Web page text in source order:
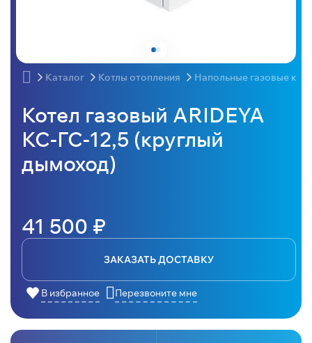
Каталог Котлы отопления Напольные газовые
Котел газовый ARIDEYA
КС-ГС-12,5 (круглый
дымоход)
41 500 ₽
ЗАКАЗАТЬ ДОСТАВКУ
В избранное Перезвоните мне